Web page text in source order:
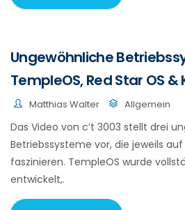
Ungewöhnliche
TempleOS, Red Star OS &
Matthias Walter Allgemein
Das Video von c’t 3003 stellt drei
Betriebssysteme vor, die jeweils auf
faszinieren. TempleOS wurde
entwickelt,.